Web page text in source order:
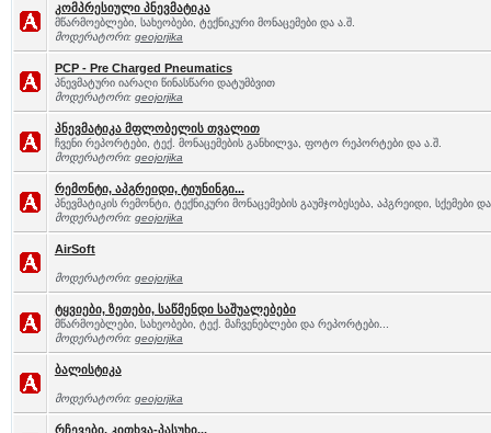
კომპრესიული პნევმატიკა
მწარმოებლები, სახეობები, ტექნიკური მონაცემები და ა.შ.
მოდერატორი: geojorjika
PCP - Pre Charged Pneumatics
პნევმატური იარაღი წინასწარი დატუმბვით
მოდერატორი: geojorjika
პნევმატიკა მფლობელის თვალით
ჩვენი რეპორტები, ტექ. მონაცემების განხილვა, ფოტო რეპორტები და ა.შ.
მოდერატორი: geojorjika
რემონტი, აპგრეიდი, ტიუნინგი...
პნევმატიკის რემონტი, ტექნიკური მონაცემების გაუმჯობესება, აპგრეიდი, სქემები
მოდერატორი: geojorjika
AirSoft
მოდერატორი: geojorjika
ტყვიები, ზეთები, საწმენდი საშუალებები
მწარმოებლები, სახეობები, ტექ. მაჩვენებლები და რეპორტები...
მოდერატორი: geojorjika
ბალისტიკა
მოდერატორი: geojorjika
რჩევები, კითხვა-პასუხი...